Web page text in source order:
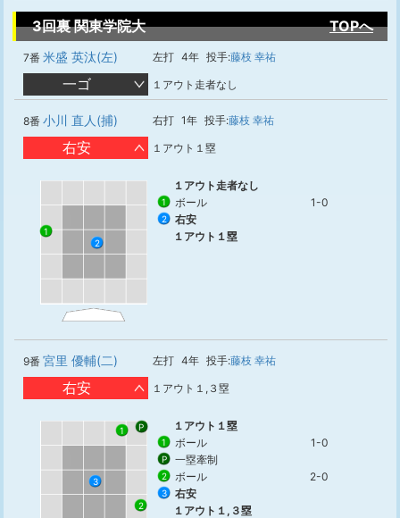
3回裏 関東学院大 TOPへ
7番 米盛 英汰(左) 左打 4年 投手:藤枝 幸祐
一ゴ １アウト走者なし
8番 小川 直人(捕) 右打 1年 投手:藤枝 幸祐
右安 １アウト１塁
1
2
１アウト走者なし
1 ボール 1-0
2
右安
１アウト１塁
9番 宮里 優輔(二) 左打 4年 投手:藤枝 幸祐
右安 １アウト１,３塁
1 P
2
3
１アウト１塁
1 ボール 1-0
P 一塁牽制
2 ボール 2-0
3
右安
１アウト１,３塁